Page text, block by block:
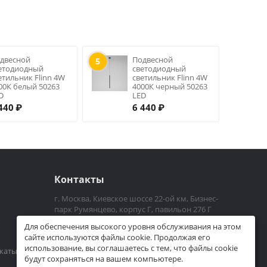
Flinn 4W
белый 50263
₽
5
Подвесной
светодиодный
светильник Flinn 4W
4000К черный 50263
LED
6 440 ₽
Контакты
г. Москва, Киевское шоссе 22-ой км, Бизнес-
парк Румянцево, корпус Г, павильон 276 Г
+7 (926)225-06-36
dim_bo@mail.ru
Посмотреть на карте
Для обеспечения высокого уровня обслуживания на этом
сайте используются файлы cookie. Продолжая его
использование, вы соглашаетесь с тем, что файлы cookie
будут сохраняться на вашем компьютере.